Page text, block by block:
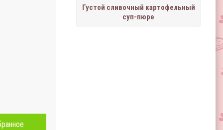
Густой сливочный картофельный
суп-пюре